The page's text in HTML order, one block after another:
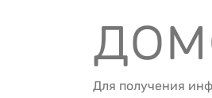
Для получения